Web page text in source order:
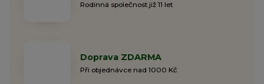
Rodinná společnost již 11 let
Doprava ZDARMA
Při objednávce nad 1000 Kč